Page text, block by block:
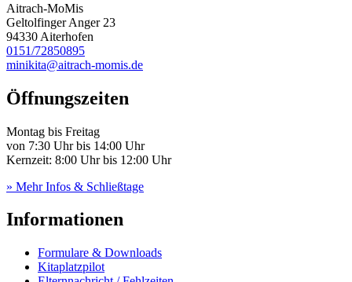
Aitrach-MoMis
Geltolfinger Anger 23
94330 Aiterhofen
0151/72850895
minikita@aitrach-momis.de
Öffnungszeiten
Montag bis Freitag
von 7:30 Uhr bis 14:00 Uhr
Kernzeit: 8:00 Uhr bis 12:00 Uhr
» Mehr Infos & Schließtage
Informationen
Formulare & Downloads
Kitaplatzpilot